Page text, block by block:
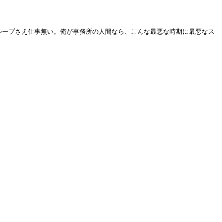
プさえ仕事無い。俺が事務所の人間なら、こんな最悪な時期に最悪なス